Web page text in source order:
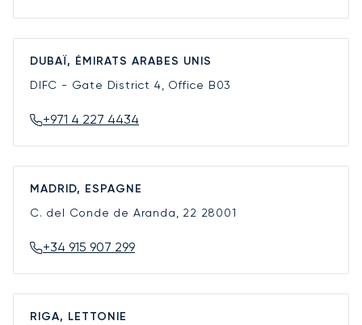
DUBAÏ, ÉMIRATS ARABES UNIS
DIFC - Gate District 4, Office B03
+971 4 227 4434
MADRID, ESPAGNE
C. del Conde de Aranda, 22 28001
+34 915 907 299
RIGA, LETTONIE